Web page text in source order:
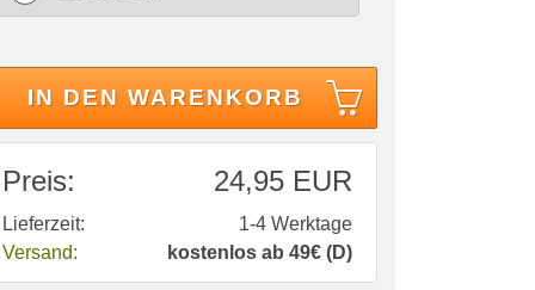
IN DEN WARENKORB
Preis: 24,95 EUR
Lieferzeit:
1-4 Werktage
Versand:
kostenlos ab 49€ (D)